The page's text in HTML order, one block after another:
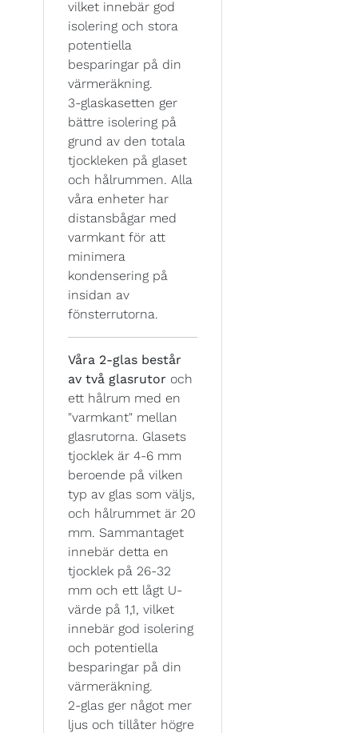
vilket innebär god
isolering och stora
potentiella
besparingar på din
värmeräkning.
3-glaskasetten ger
bättre isolering på
grund av den totala
tjockleken på glaset
och hålrummen. Alla
våra enheter har
distansbågar med
varmkant för att
minimera
kondensering på
insidan av
fönsterrutorna.
Våra 2-glas består
av två glasrutor och
ett hålrum med en
"varmkant" mellan
glasrutorna. Glasets
tjocklek är 4-6 mm
beroende på vilken
typ av glas som väljs,
och hålrummet är 20
mm. Sammantaget
innebär detta en
tjocklek på 26-32
mm och ett lågt U-
värde på 1,1, vilket
innebär god isolering
och potentiella
besparingar på din
värmeräkning.
2-glas ger något mer
ljus och tillåter högre